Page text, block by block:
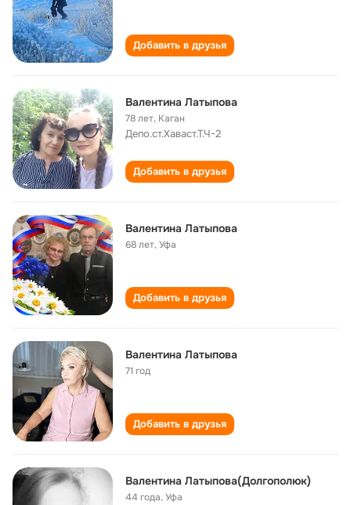
Добавить в друзья
Валентина Латыпова
78 лет, Каган
Депо.ст.Хаваст.Т.Ч-2
Добавить в друзья
Валентина Латыпова
68 лет,Уфа
Добавить в друзья
Валентина Латыпова
71 год
Добавить в друзья
Валентина Латыпова(Долгополюк)
44 года,Уфа